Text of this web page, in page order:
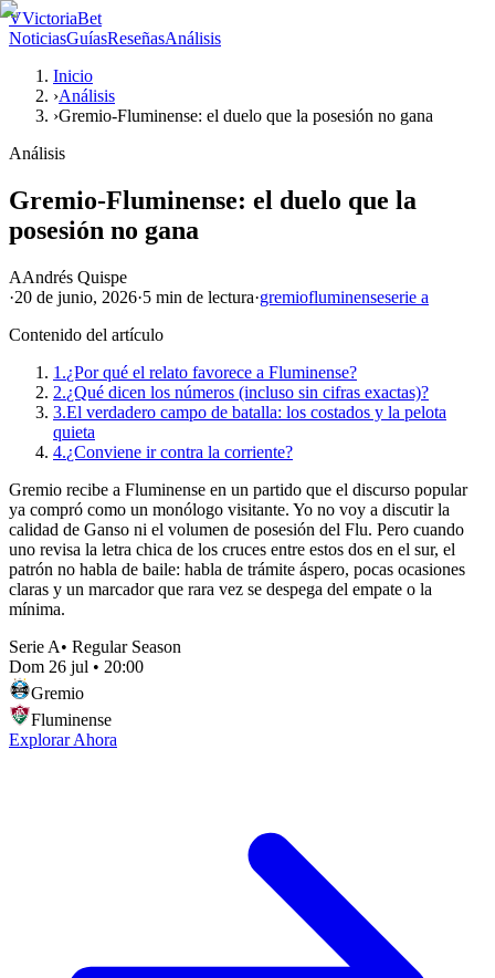
VVictoriaBet
NoticiasGuíasReseñasAnálisis
Inicio
›Análisis
›Gremio-Fluminense: el duelo que la posesión no gana
Análisis
Gremio-Fluminense: el duelo que la
posesión no gana
AAndrés Quispe
·20 de junio, 2026·5 min de lectura·gremiofluminenseserie a
Contenido del artículo
1.¿Por qué el relato favorece a Fluminense?
2.¿Qué dicen los números (incluso sin cifras exactas)?
3.El verdadero campo de batalla: los costados y la pelota
quieta
4.¿Conviene ir contra la corriente?
Gremio recibe a Fluminense en un partido que el discurso popular
ya compró como un monólogo visitante. Yo no voy a discutir la
calidad de Ganso ni el volumen de posesión del Flu. Pero cuando
uno revisa la letra chica de los cruces entre estos dos en el sur, el
patrón no habla de baile: habla de trámite áspero, pocas ocasiones
claras y un marcador que rara vez se despega del empate o la
mínima.
Serie A• Regular Season
Dom 26 jul • 20:00
Gremio
Fluminense
Explorar Ahora